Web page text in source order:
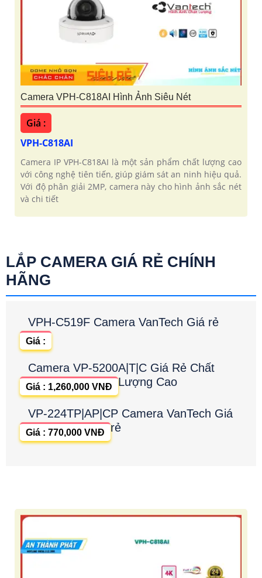
Camera VPH-C818AI Hình Ảnh Siêu Nét
Giá :
VPH-C818AI
Camera IP VPH-C818AI là một sản phẩm chất lượng cao
với công nghệ tiên tiến, giúp giám sát an ninh hiệu quả.
Với độ phân giải 2MP, camera này cho hình ảnh sắc nét
và chi tiết
LẮP CAMERA GIÁ RẺ CHÍNH
HÃNG
VPH-C519F Camera VanTech Giá rẻ
Giá :
Camera VP-5200A|T|C Giá Rẻ Chất
Lượng Cao
Giá : 1,260,000 VNĐ
VP-224TP|AP|CP Camera VanTech Giá
rẻ
Giá : 770,000 VNĐ